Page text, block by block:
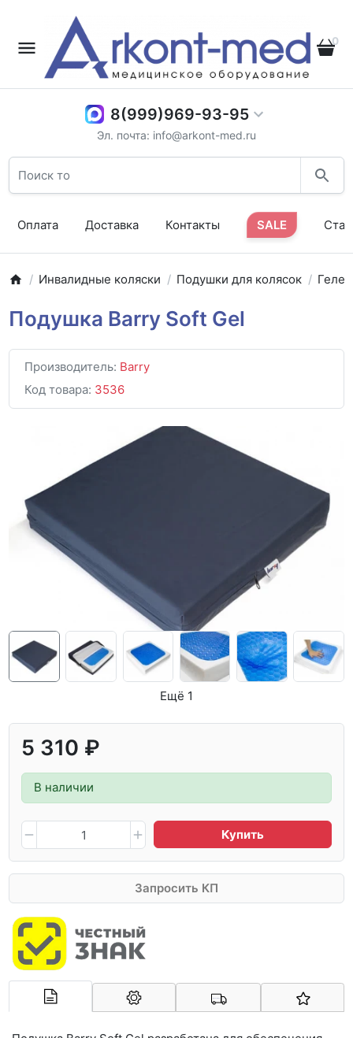
0
8(999)969-93-95
Эл. почта: info@arkont-med.ru
Оплата Доставка Контакты SALE
Инвалидные коляски Подушки для колясок
Подушка Barry Soft Gel
Производитель: Barry
Код товара: 3536
Ещё 1
5 310 ₽
В наличии
Купить
Запросить КП